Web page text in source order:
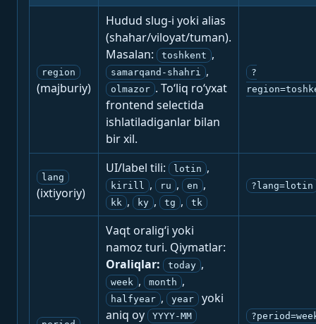
region
(majburiy)
Hudud slug-i yoki alias
(shahar/viloyat/tuman).
Masalan:
toshkent ,
samarqand-shahri ,
olmazor . To‘liq ro‘yxat
frontend selectida
ishlatiladiganlar bilan
bir xil.
?
lang
(ixtiyoriy)
UI/label tili: lotin ,
kirill , ru , en ,
kk , ky , tg , tk
?lang=lotin
Vaqt oralig‘i yoki
namoz turi. Qiymatlar:
Oraliqlar:
today ,
week , month ,
halfyear , year
yoki
aniq oy
YYYY-MM